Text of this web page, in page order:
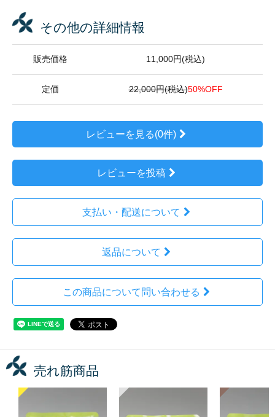
その他の詳細情報
販売価格 11,000円(税込)
定価 22,000円(税込)50%OFF
レビューを見る(0件)
レビューを投稿
支払い・配送について
返品について
この商品について問い合わせる
売れ筋商品